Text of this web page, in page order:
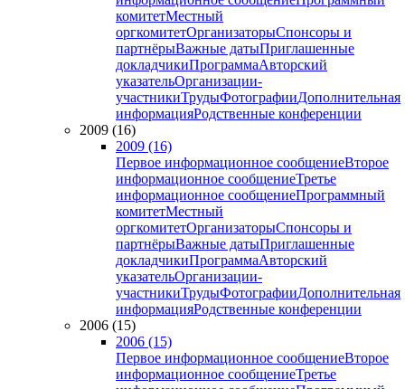
комитетМестный
оргкомитетОрганизаторыСпонсоры и
партнёрыВажные датыПриглашенные
докладчикиПрограммаАвторский
указательОрганизации-
участникиТрудыФотографииДополнительная
информацияРодственные конференции
2009 (16)
2009 (16)
Первое информационное сообщениеВторое
информационное сообщениеТретье
информационное сообщениеПрограммный
комитетМестный
оргкомитетОрганизаторыСпонсоры и
партнёрыВажные датыПриглашенные
докладчикиПрограммаАвторский
указательОрганизации-
участникиТрудыФотографииДополнительная
информацияРодственные конференции
2006 (15)
2006 (15)
Первое информационное сообщениеВторое
информационное сообщениеТретье